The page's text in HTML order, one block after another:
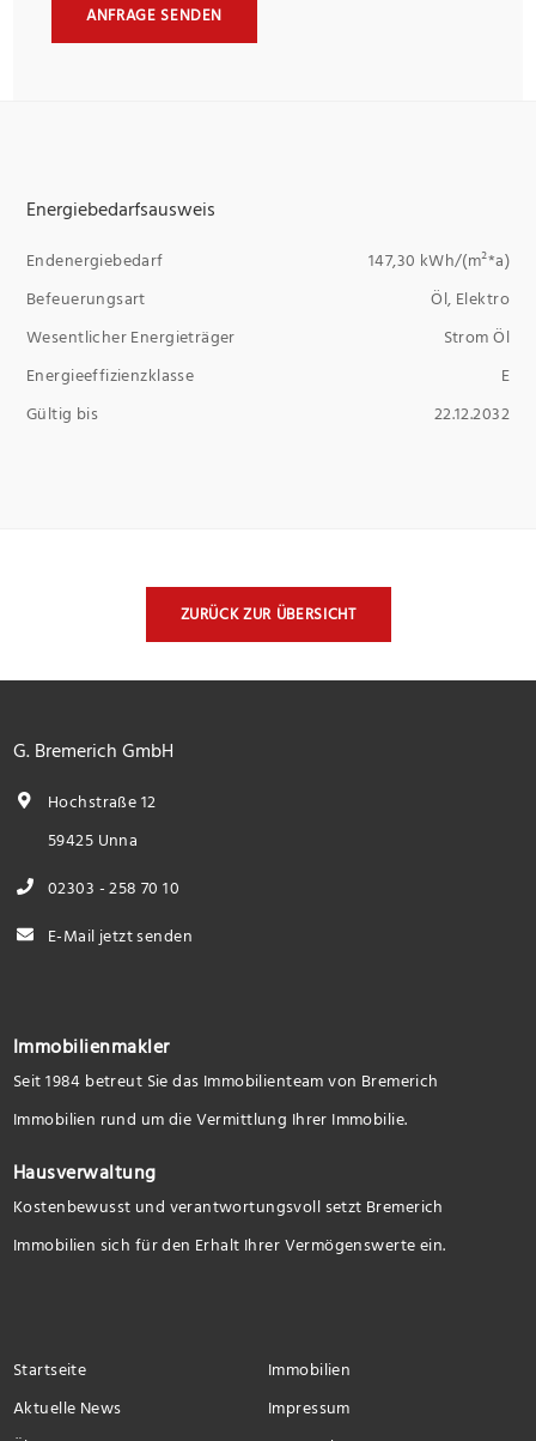
ANFRAGE SENDEN
Energiebedarfsausweis
Endenergiebedarf
147,30 kWh/(m²*a)
Befeuerungsart
Öl, Elektro
Wesentlicher Energieträger
Strom Öl
Energieeffizienzklasse
E
Gültig bis
22.12.2032
ZURÜCK ZUR ÜBERSICHT
G. Bremerich GmbH
Hochstraße 12
59425 Unna
02303 - 258 70 10
E-Mail jetzt senden
Immobilienmakler
Seit 1984 betreut Sie das Immobilienteam von Bremerich
Immobilien rund um die Vermittlung Ihrer Immobilie.
Hausverwaltung
Kostenbewusst und verantwortungsvoll setzt Bremerich
Immobilien sich für den Erhalt Ihrer Vermögenswerte ein.
Startseite
Immobilien
Aktuelle News
Impressum